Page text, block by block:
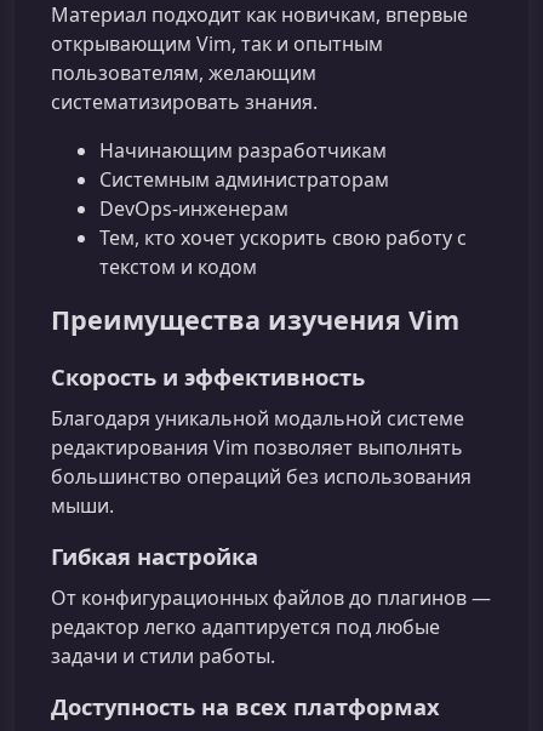
Материал подходит как новичкам, впервые
открывающим Vim, так и опытным
пользователям, желающим
систематизировать знания.
Начинающим разработчикам
Системным администраторам
DevOps-инженерам
Тем, кто хочет ускорить свою работу с
текстом и кодом
Преимущества изучения Vim
Скорость и эффективность
Благодаря уникальной модальной системе
редактирования Vim позволяет выполнять
большинство операций без использования
мыши.
Гибкая настройка
От конфигурационных файлов до плагинов —
редактор легко адаптируется под любые
задачи и стили работы.
Доступность на всех платформах